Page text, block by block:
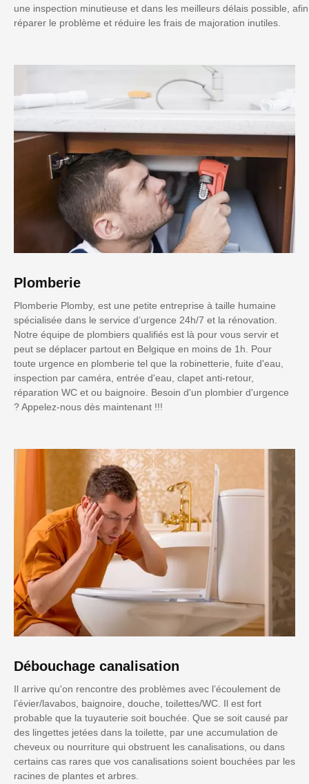
une inspection minutieuse et dans les meilleurs délais possible, afin
réparer le problème et réduire les frais de majoration inutiles.
Plomberie
Plomberie Plomby, est une petite entreprise à taille humaine
spécialisée dans le service d’urgence 24h/7 et la rénovation.
Notre équipe de plombiers qualifiés est là pour vous servir et
peut se déplacer partout en Belgique en moins de 1h. Pour
toute urgence en plomberie tel que la robinetterie, fuite d'eau,
inspection par caméra, entrée d'eau, clapet anti-retour,
réparation WC et ou baignoire. Besoin d'un plombier d'urgence
? Appelez-nous dès maintenant !!!
Débouchage canalisation
Il arrive qu'on rencontre des problèmes avec l’écoulement de
l’évier/lavabos, baignoire, douche, toilettes/WC. Il est fort
probable que la tuyauterie soit bouchée. Que se soit causé par
des lingettes jetées dans la toilette, par une accumulation de
cheveux ou nourriture qui obstruent les canalisations, ou dans
certains cas rares que vos canalisations soient bouchées par les
racines de plantes et arbres.